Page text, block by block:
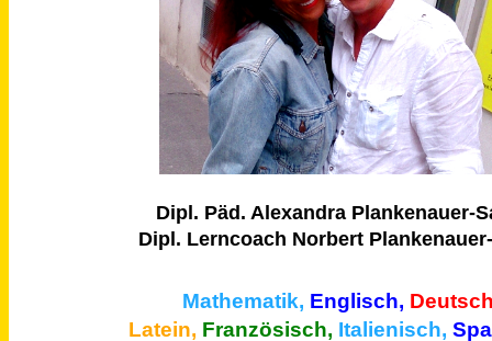
Dipl. Päd. Alexandra Plankenauer-
Dipl. Lerncoach Norbert
Mathematik, Englisch,
Latein, Französisch, Italienisch,